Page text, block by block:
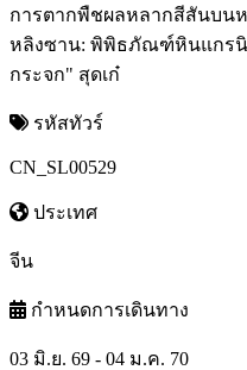
การตากพืชผลหลากสีสันบนห
หลิงซาน: พิพิธภัณฑ์หินแกรนิ
กระจก" สุดเก๋
รหัสทัวร์
CN_SL00529
ประเทศ
จีน
กำหนดการเดินทาง
03 มิ.ย. 69 - 04 ม.ค. 70